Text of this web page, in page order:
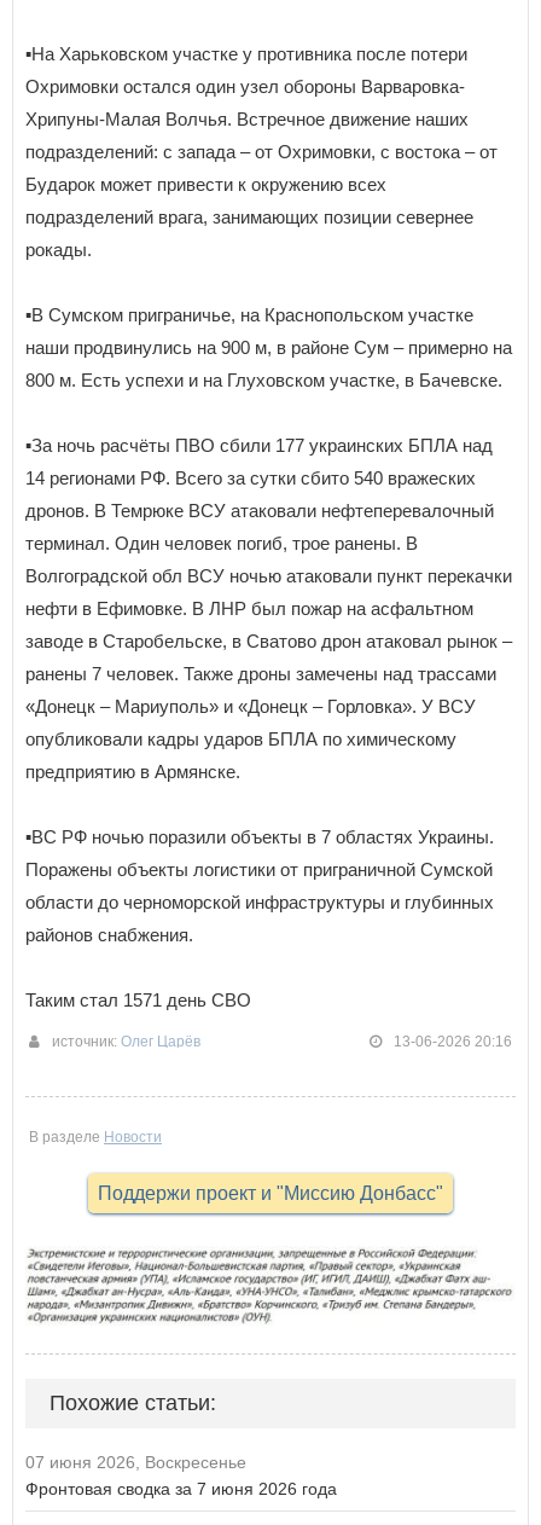
▪️На Харьковском участке у противника после потери
Охримовки остался один узел обороны Варваровка-
Хрипуны-Малая Волчья. Встречное движение наших
подразделений: с запада – от Охримовки, с востока – от
Бударок может привести к окружению всех
подразделений врага, занимающих позиции севернее
рокады.
▪️В Сумском приграничье, на Краснопольском участке
наши продвинулись на 900 м, в районе Сум – примерно на
800 м. Есть успехи и на Глуховском участке, в Бачевске.
▪️За ночь расчёты ПВО сбили 177 украинских БПЛА над
14 регионами РФ. Всего за сутки сбито 540 вражеских
дронов. В Темрюке ВСУ атаковали нефтеперевалочный
терминал. Один человек погиб, трое ранены. В
Волгоградской обл ВСУ ночью атаковали пункт перекачки
нефти в Ефимовке. В ЛНР был пожар на асфальтном
заводе в Старобельске, в Сватово дрон атаковал рынок –
ранены 7 человек. Также дроны замечены над трассами
«Донецк – Мариуполь» и «Донецк – Горловка». У ВСУ
опубликовали кадры ударов БПЛА по химическому
предприятию в Армянске.
▪️ВС РФ ночью поразили объекты в 7 областях Украины.
Поражены объекты логистики от приграничной Сумской
области до черноморской инфраструктуры и глубинных
районов снабжения.
Таким стал 1571 день СВО
источник: Олег Царёв 13-06-2026 20:16
В разделе Новости
Поддержи проект и "Миссию Донбасс"
Похожие статьи:
07 июня 2026, Воскресенье
Фронтовая сводка за 7 июня 2026 года